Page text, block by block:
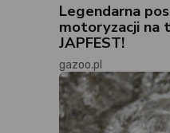
Legendarna
motoryzacji na
JAPFEST!
gazoo.pl